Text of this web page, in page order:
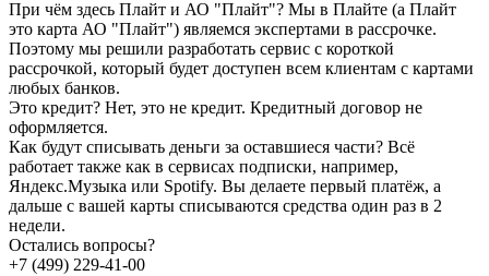
При чём здесь Плайт и АО "Плайт"? Мы в Плайте (а Плайт
это карта АО "Плайт") являемся экспертами в рассрочке.
Поэтому мы решили разработать сервис с короткой
рассрочкой, который будет доступен всем клиентам с картами
любых банков.
Это кредит? Нет, это не кредит. Кредитный договор не
оформляется.
Как будут списывать деньги за оставшиеся части? Всё
работает также как в сервисах подписки, например,
Яндекс.Музыка или Spotify. Вы делаете первый платёж, а
дальше с вашей карты списываются средства один раз в 2
недели.
Остались вопросы?
+7 (499) 229-41-00